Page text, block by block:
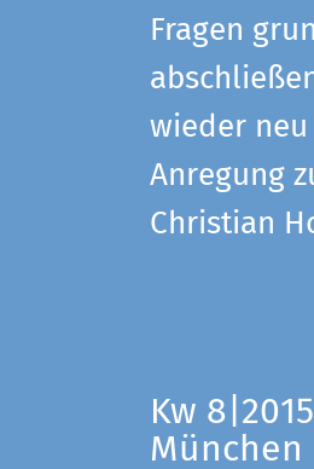
Fragen
wieder
Anregung
Christian
Kw
München